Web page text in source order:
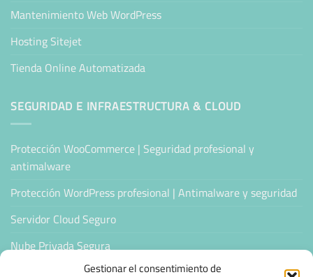
Gestionar el consentimiento de
Mantenimiento Web WordPress
Hosting Sitejet
Tienda Online Automatizada
SEGURIDAD E INFRAESTRUCTURA & CLOUD
Protección WooCommerce | Seguridad profesional y
antimalware
Protección WordPress profesional | Antimalware y seguridad
Servidor Cloud Seguro
Nube Privada Segura